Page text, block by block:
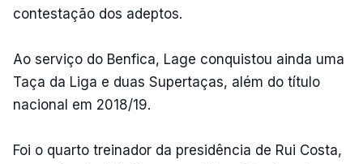
contestação dos adeptos.
Ao serviço do Benfica, Lage conquistou ainda uma
Taça da Liga e duas Supertaças, além do título
nacional em 2018/19.
Foi o quarto treinador da presidência de Rui Costa,